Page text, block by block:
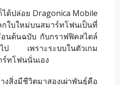
ด้ปล่อย Dragonica Mobile
ใบใหม่บนสมาร์ทโฟนเป็นที่
อนต้นฉบับ กับกราฟฟิคสไตล์
ป เพราะระบบในตัวเกม
ทโฟนนั่นเอง
งสิ่งมีชีวิตมาสองเผ่าพันธุ์คือ